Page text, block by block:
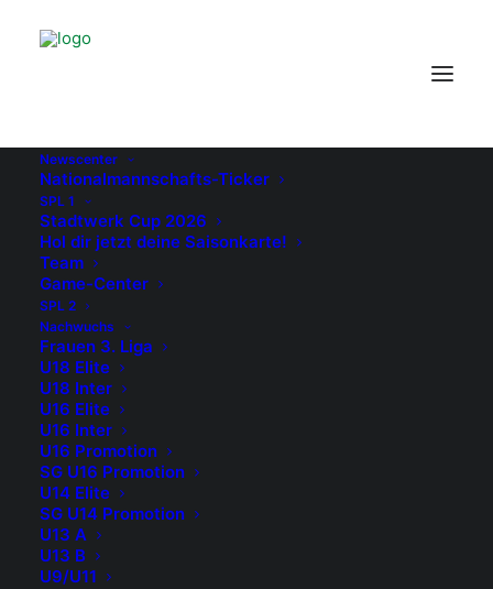
Newscenter
Nationalmannschafts-Ticker
SPL 1
Stadtwerk Cup 2026
Hol dir jetzt deine Saisonkarte!
Team
Game-Center
SPL 2
Nachwuchs
Frauen 3. Liga
U18 Elite
U18 Inter
U16 Elite
U16 Inter
U16 Promotion
SG U16 Promotion
U14 Elite
SG U14 Promotion
U13 A
U13 B
U9/U11